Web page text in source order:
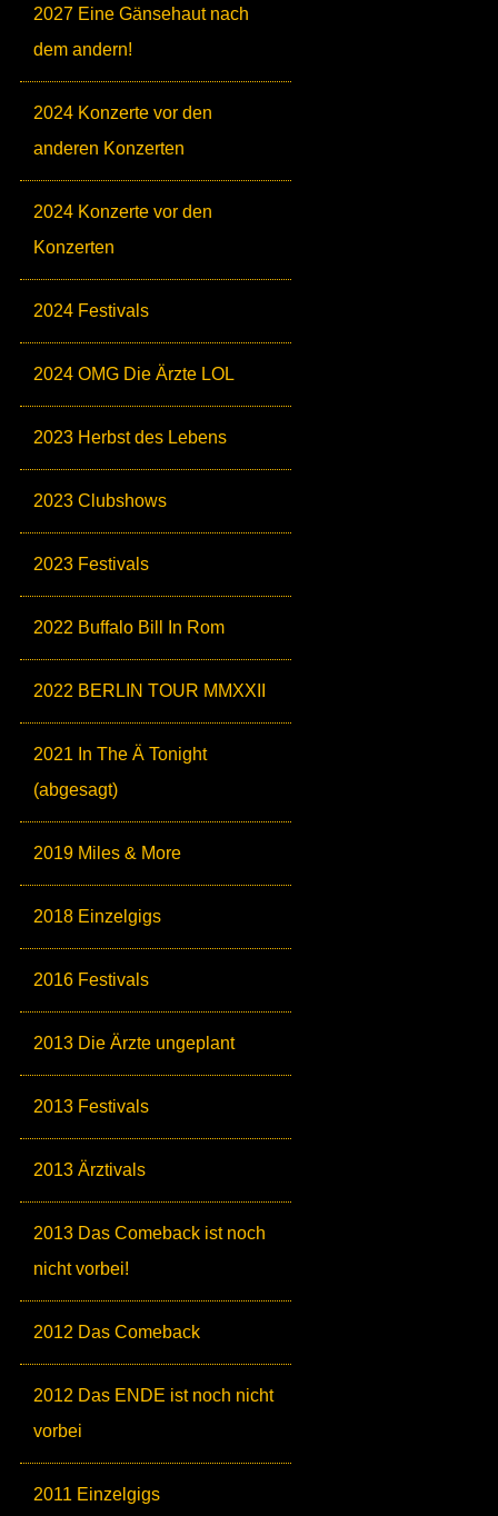
2027 Eine Gänsehaut nach
dem andern!
2024 Konzerte vor den
anderen Konzerten
2024 Konzerte vor den
Konzerten
2024 Festivals
2024 OMG Die Ärzte LOL
2023 Herbst des Lebens
2023 Clubshows
2023 Festivals
2022 Buffalo Bill In Rom
2022 BERLIN TOUR MMXXII
2021 In The Ä Tonight
(abgesagt)
2019 Miles & More
2018 Einzelgigs
2016 Festivals
2013 Die Ärzte ungeplant
2013 Festivals
2013 Ärztivals
2013 Das Comeback ist noch
nicht vorbei!
2012 Das Comeback
2012 Das ENDE ist noch nicht
vorbei
2011 Einzelgigs